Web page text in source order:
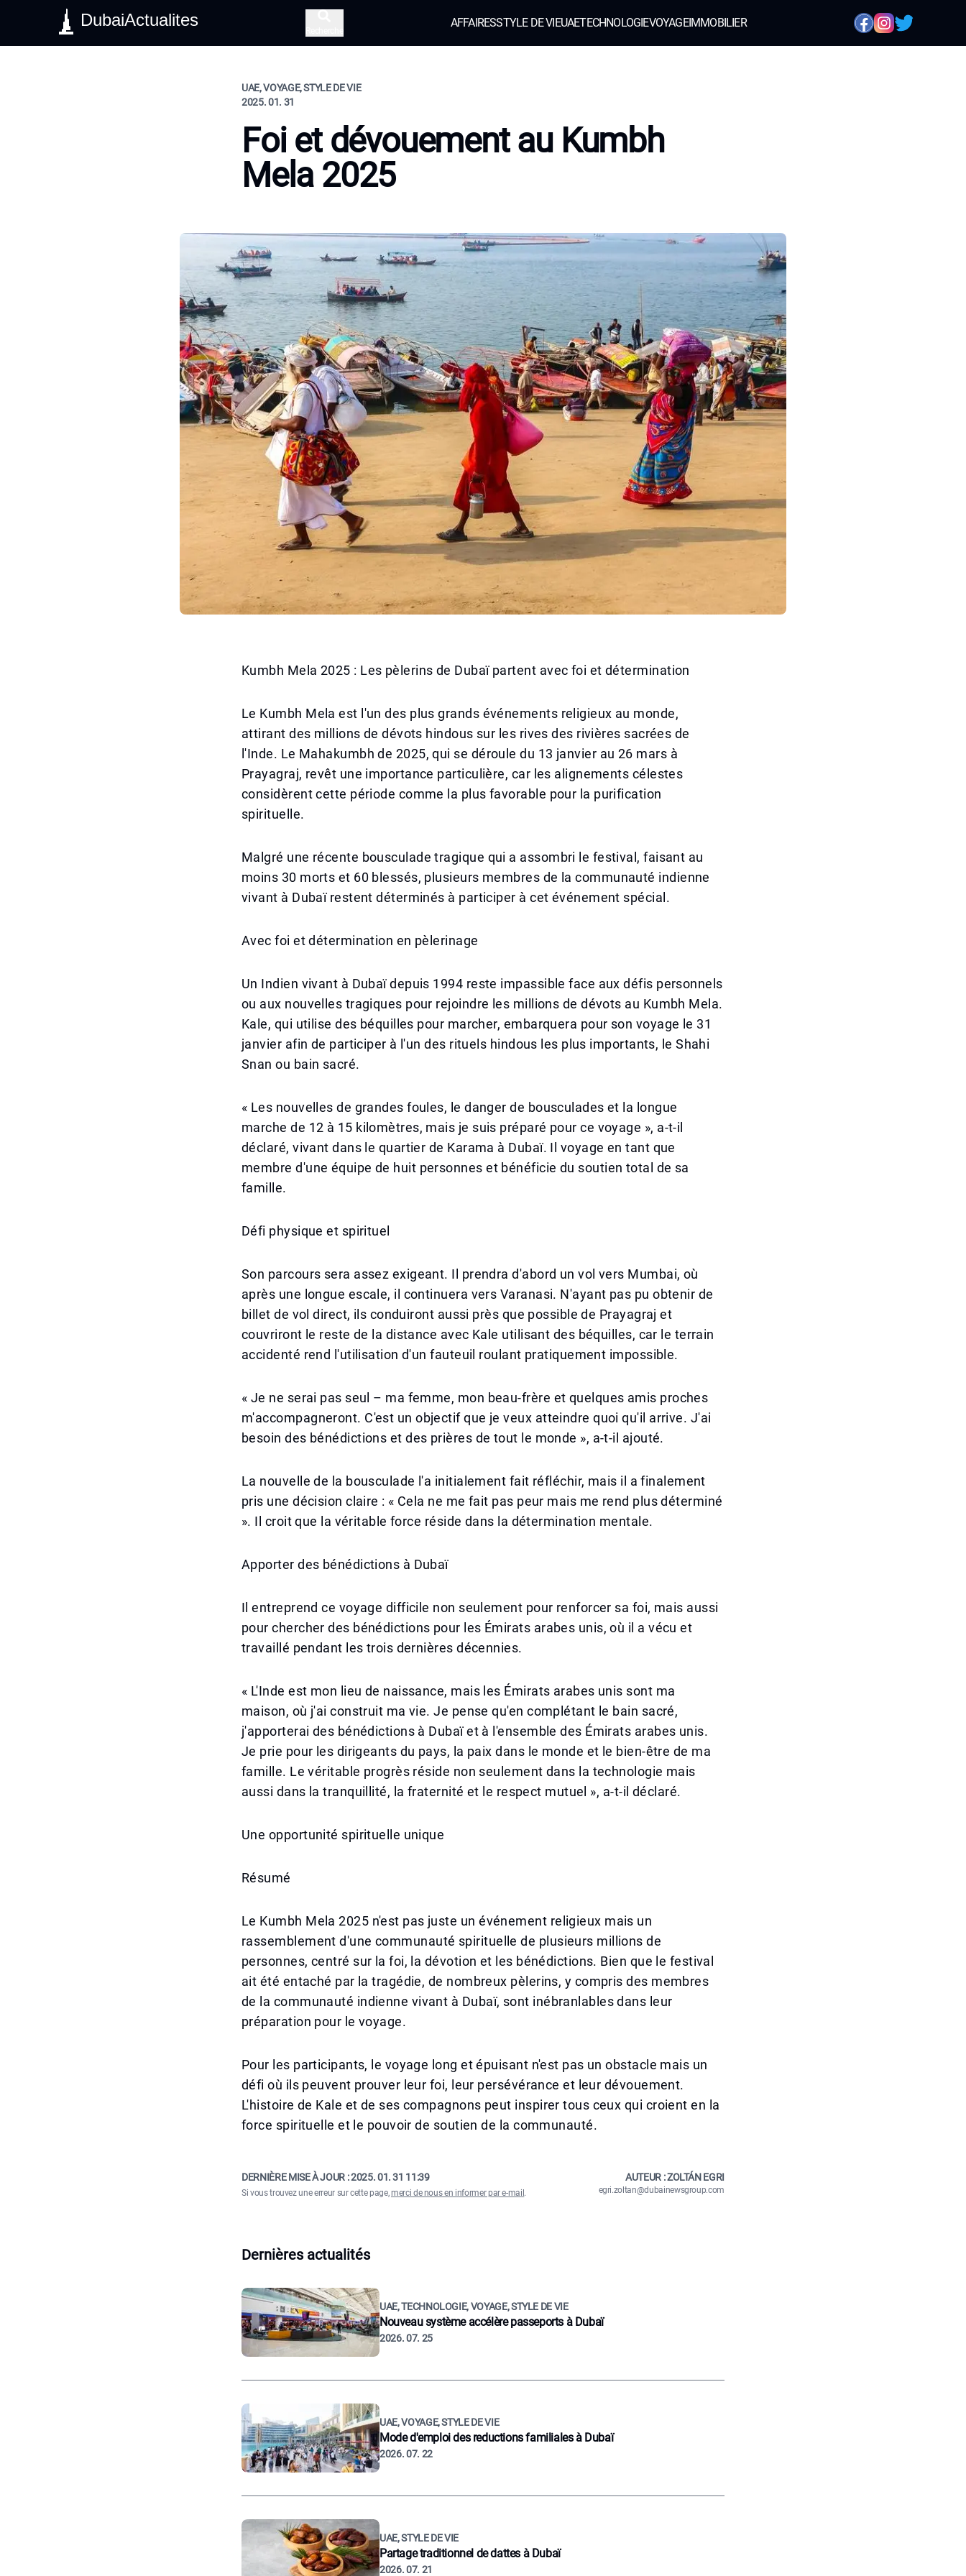
DubaiActualites AFFAIRESSTYLE DE VIEUAETECHNOLOGIEVOYAGEIMMOBILIER
UAE, VOYAGE, STYLE DE VIE
2025. 01. 31
Foi et dévouement au Kumbh
Mela 2025
Kumbh Mela 2025 : Les pèlerins de Dubaï partent avec foi et détermination
Le Kumbh Mela est l'un des plus grands événements religieux au monde,
attirant des millions de dévots hindous sur les rives des rivières sacrées de
l'Inde. Le Mahakumbh de 2025, qui se déroule du 13 janvier au 26 mars à
Prayagraj, revêt une importance particulière, car les alignements célestes
considèrent cette période comme la plus favorable pour la purification
spirituelle.
Malgré une récente bousculade tragique qui a assombri le festival, faisant au
moins 30 morts et 60 blessés, plusieurs membres de la communauté indienne
vivant à Dubaï restent déterminés à participer à cet événement spécial.
Avec foi et détermination en pèlerinage
Un Indien vivant à Dubaï depuis 1994 reste impassible face aux défis personnels
ou aux nouvelles tragiques pour rejoindre les millions de dévots au Kumbh Mela.
Kale, qui utilise des béquilles pour marcher, embarquera pour son voyage le 31
janvier afin de participer à l'un des rituels hindous les plus importants, le Shahi
Snan ou bain sacré.
« Les nouvelles de grandes foules, le danger de bousculades et la longue
marche de 12 à 15 kilomètres, mais je suis préparé pour ce voyage », a-t-il
déclaré, vivant dans le quartier de Karama à Dubaï. Il voyage en tant que
membre d'une équipe de huit personnes et bénéficie du soutien total de sa
famille.
Défi physique et spirituel
Son parcours sera assez exigeant. Il prendra d'abord un vol vers Mumbai, où
après une longue escale, il continuera vers Varanasi. N'ayant pas pu obtenir de
billet de vol direct, ils conduiront aussi près que possible de Prayagraj et
couvriront le reste de la distance avec Kale utilisant des béquilles, car le terrain
accidenté rend l'utilisation d'un fauteuil roulant pratiquement impossible.
« Je ne serai pas seul – ma femme, mon beau-frère et quelques amis proches
m'accompagneront. C'est un objectif que je veux atteindre quoi qu'il arrive. J'ai
besoin des bénédictions et des prières de tout le monde », a-t-il ajouté.
La nouvelle de la bousculade l'a initialement fait réfléchir, mais il a finalement
pris une décision claire : « Cela ne me fait pas peur mais me rend plus déterminé
». Il croit que la véritable force réside dans la détermination mentale.
Apporter des bénédictions à Dubaï
Il entreprend ce voyage difficile non seulement pour renforcer sa foi, mais aussi
pour chercher des bénédictions pour les Émirats arabes unis, où il a vécu et
travaillé pendant les trois dernières décennies.
« L'Inde est mon lieu de naissance, mais les Émirats arabes unis sont ma
maison, où j'ai construit ma vie. Je pense qu'en complétant le bain sacré,
j'apporterai des bénédictions à Dubaï et à l'ensemble des Émirats arabes unis.
Je prie pour les dirigeants du pays, la paix dans le monde et le bien-être de ma
famille. Le véritable progrès réside non seulement dans la technologie mais
aussi dans la tranquillité, la fraternité et le respect mutuel », a-t-il déclaré.
Une opportunité spirituelle unique
Résumé
Le Kumbh Mela 2025 n'est pas juste un événement religieux mais un
rassemblement d'une communauté spirituelle de plusieurs millions de
personnes, centré sur la foi, la dévotion et les bénédictions. Bien que le festival
ait été entaché par la tragédie, de nombreux pèlerins, y compris des membres
de la communauté indienne vivant à Dubaï, sont inébranlables dans leur
préparation pour le voyage.
Pour les participants, le voyage long et épuisant n'est pas un obstacle mais un
défi où ils peuvent prouver leur foi, leur persévérance et leur dévouement.
L'histoire de Kale et de ses compagnons peut inspirer tous ceux qui croient en la
force spirituelle et le pouvoir de soutien de la communauté.
DERNIÈRE MISE À JOUR :2025. 01. 31 11:39
Si vous trouvez une erreur sur cette page,merci de nous en informer par e-mail .
AUTEUR : ZOLTÁN EGRI
egri.zoltan@dubainewsgroup.com
Dernières actualités
UAE, TECHNOLOGIE, VOYAGE, STYLE DE VIE
Nouveau système accélère passeports à Dubaï
2026. 07. 25
UAE, VOYAGE, STYLE DE VIE
Mode d'emploi des reductions familiales à Dubaï
2026. 07. 22
UAE, STYLE DE VIE
Partage traditionnel de dattes à Dubaï
2026. 07. 21